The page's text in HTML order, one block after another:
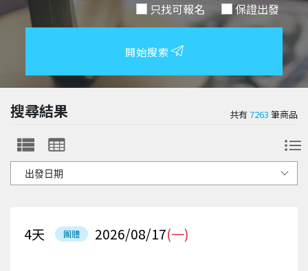
只找可報名 保證出發
開始搜索
搜尋結果 共有7263 筆商品
團體 2026/08/17(一)
4天